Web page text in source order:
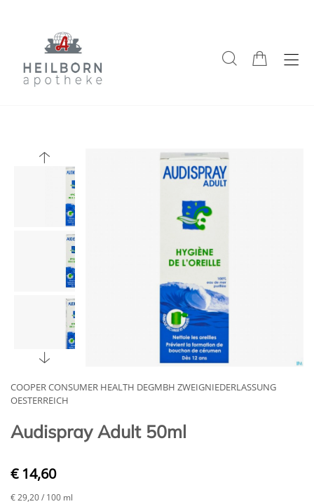
COOPER CONSUMER HEALTH DEGMBH ZWEIGNIEDERLASSUNG
OESTERREICH
Audispray Adult 50ml
€ 14,60
€ 29,20/ 100 ml